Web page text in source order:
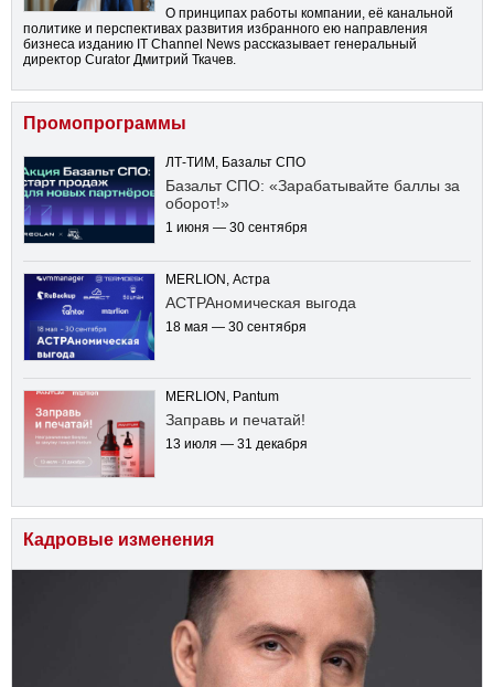
О принципах работы компании, её канальной
политике и перспективах развития избранного ею направления
бизнеса изданию IT Channel News рассказывает генеральный
директор Curator Дмитрий Ткачев.
Промопрограммы
ЛТ-ТИМ, Базальт СПО
Базальт СПО: «Зарабатывайте баллы за
оборот!»
1 июня — 30 сентября
MERLION, Астра
АСТРАномическая выгода
18 мая — 30 сентября
MERLION, Pantum
Заправь и печатай!
13 июля — 31 декабря
Кадровые изменения